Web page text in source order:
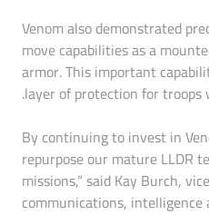
Venom also demonstrated
move capabilities as a
armor. This important
layer of protection for troops
“By continuing to invest in
repurpose our mature LLDR
missions,” said Kay Burch,
communications,